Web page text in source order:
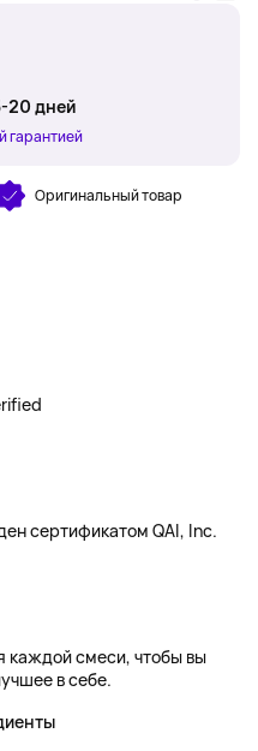
20 дней
гарантией
Оригинальный товар
сертификатом QAI, Inc.
смеси, чтобы вы
в себе.